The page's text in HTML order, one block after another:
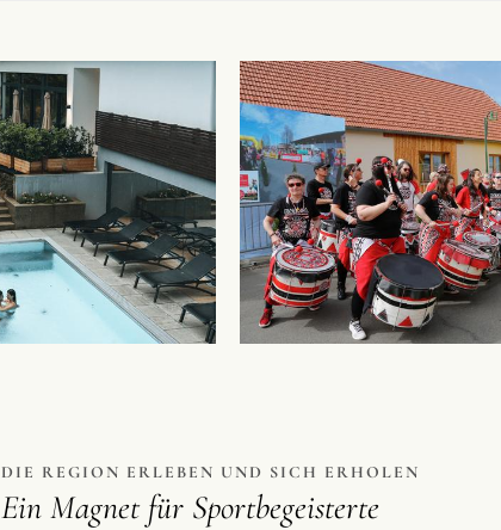
DIE REGION ERLEBEN UND SICH ERHOLEN
Ein Magnet für Sportbegeisterte